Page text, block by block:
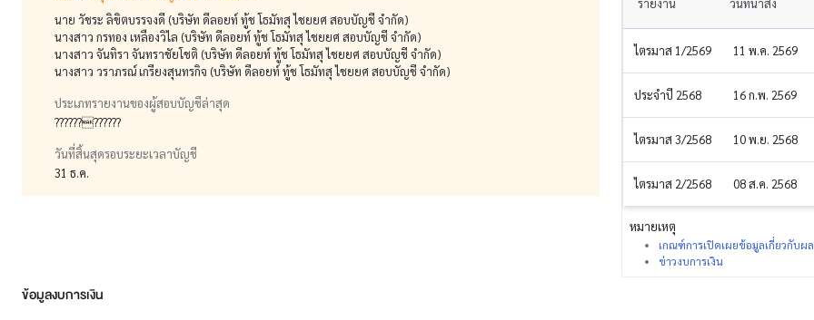
นาย วัชระ ลิขิตบรรจงดี (บริษัท ดีลอยท์ ทู้ช โธมัทสุ ไชยยศ สอบบัญชี จำกัด)
นางสาว กรทอง เหลืองวิไล (บริษัท ดีลอยท์ ทู้ช โธมัทสุ ไชยยศ สอบบัญชี จำกัด)
นางสาว จันทิรา จันทราชัยโชติ (บริษัท ดีลอยท์ ทู้ช โธมัทสุ ไชยยศ สอบบัญชี จำกัด)
นางสาว วราภรณ์ เกรียงสุนทรกิจ (บริษัท ดีลอยท์ ทู้ช โธมัทสุ ไชยยศ สอบบัญชี จำกัด)
ประเภทรายงานของผู้สอบบัญชีล่าสุด
????????????
วันที่สิ้นสุดรอบระยะเวลาบัญชี
31 ธ.ค.
รายงาน วันที่นำส่ง
ไตรมาส 1/2569 11 พ.ค. 2569
ประจำปี 2568 16 ก.พ. 2569
ไตรมาส 3/2568 10 พ.ย. 2568
ไตรมาส 2/2568 08 ส.ค. 2568
หมายเหตุ
เกณฑ์การเปิดเผยข้อมูลเกี่ยวกับผ
ข่าวงบการเงิน
ข้อมูลงบการเงิน